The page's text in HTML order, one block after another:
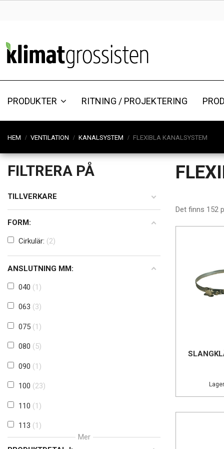
PRODUKTER RITNING / PROJEKTERING
HEM VENTILATION KANALSYSTEM FLEXIBLA KANALSYSTEM
FILTRERA PÅ
TILLVERKARE
FORM:
Cirkulär: 2
ANSLUTNING MM:
040 1
063 3
075 1
080 5
090 1
100 23
110 1
113 1
120 1
Mer
Det finns 152